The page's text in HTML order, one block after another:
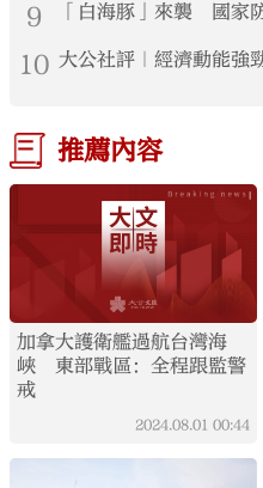
9 「白海豚」來襲 國家
10 大公社評｜經濟動能
推薦內容
加拿大護衛艦過航台灣海
峽 東部戰區：全程跟監警
戒
2024.08.01 00:44